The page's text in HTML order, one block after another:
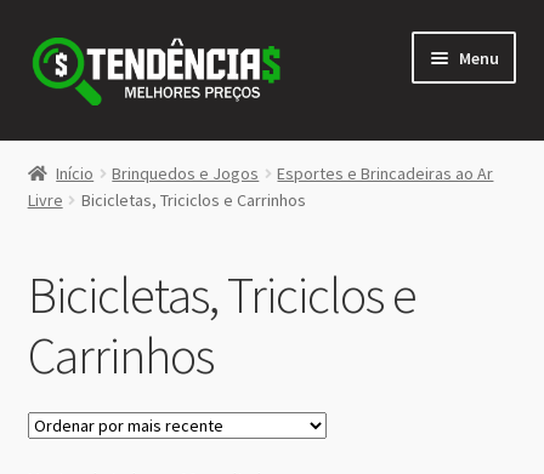
Pular
para
navegação
Pular
para
conteúdo
Menu
LOJA
<>
Início Brinquedos e Jogos
Esportes e Brincadeiras ao Ar
Livre
Bicicletas, Triciclos e Carrinhos
Bicicletas, Triciclos e
Carrinhos